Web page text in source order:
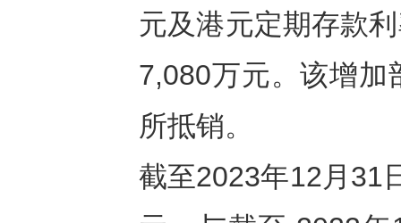
元及港元定期存款
7,080万元。该增加
所抵销。
截至2023年12月31